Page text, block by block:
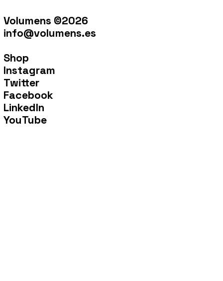
Volumens ©2026
info@volumens.es
Shop
Instagram
Twitter
Facebook
LinkedIn
YouTube